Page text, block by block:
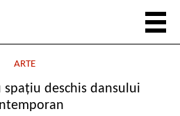
ARTE
spațiu deschis dansului